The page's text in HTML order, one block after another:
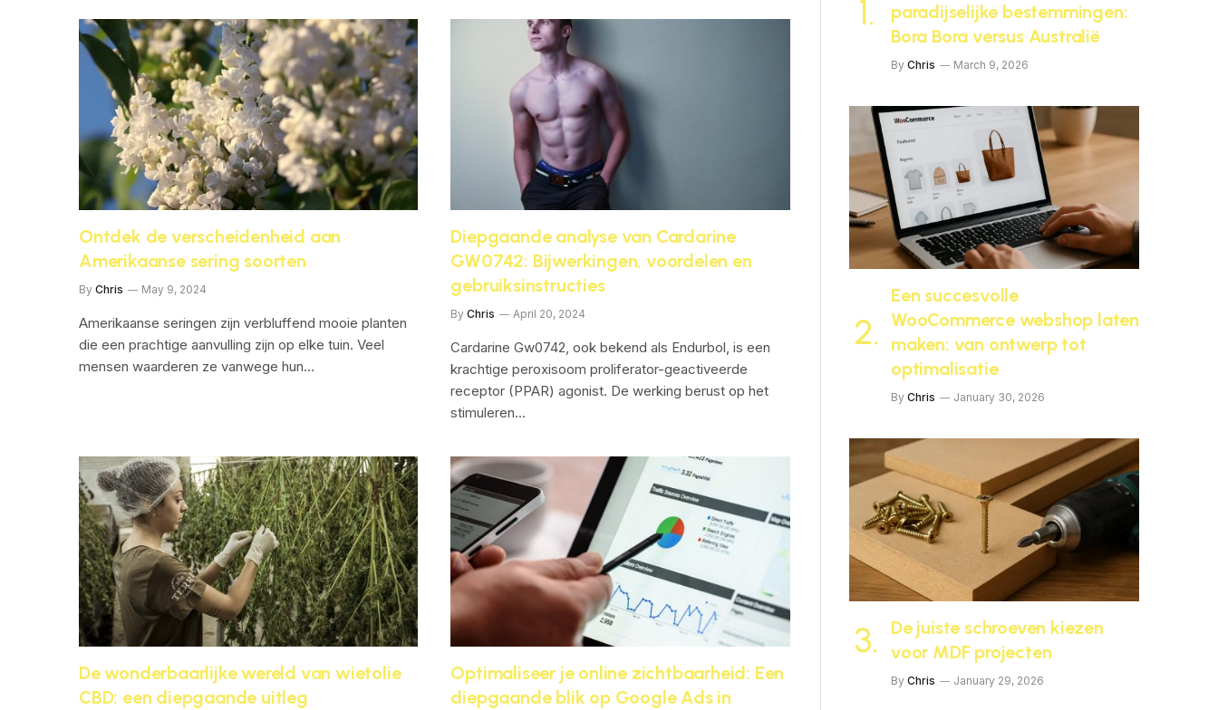
Ontdek de verscheidenheid aan
Amerikaanse sering soorten
By Chris May 9, 2024
Amerikaanse seringen zijn verbluffend mooie planten
die een prachtige aanvulling zijn op elke tuin. Veel
mensen waarderen ze vanwege hun…
Diepgaande analyse van Cardarine
GW0742: Bijwerkingen, voordelen en
gebruiksinstructies
By Chris April 20, 2024
Cardarine Gw0742, ook bekend als Endurbol, is een
krachtige peroxisoom proliferator-geactiveerde
receptor (PPAR) agonist. De werking berust op het
stimuleren…
De wonderbaarlijke wereld van wietolie
CBD: een diepgaande uitleg
Optimaliseer je online zichtbaarheid: Een
diepgaande blik op Google Ads in
paradijselijke bestemmingen:
Bora Bora versus Australië
By Chris March 9, 2026
Een succesvolle
WooCommerce webshop laten
maken: van ontwerp tot
optimalisatie
By Chris January 30, 2026
De juiste schroeven kiezen
voor MDF projecten
By Chris January 29, 2026